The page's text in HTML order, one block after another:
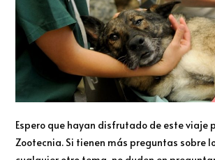
Espero que hayan disfrutado de este viaje
Zootecnia. Si tienen más preguntas sobre